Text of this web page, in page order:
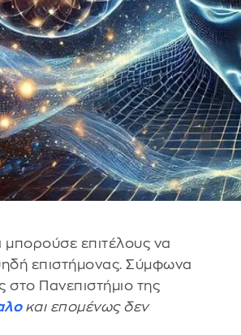
μπορούσε επιτέλους να
επιστήμονας. Σύμφωνα
Πανεπιστήμιο της
και επομένως δεν